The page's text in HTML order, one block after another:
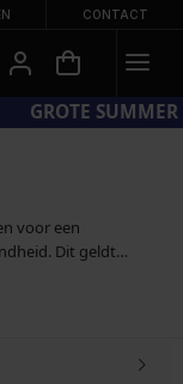
CONTACT
voor een
Dit geldt
met stijlvol
en sportbeha's van